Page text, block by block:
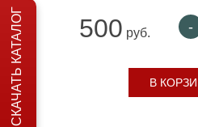
500 руб. -
В
СКАЧАТЬ КАТАЛОГ